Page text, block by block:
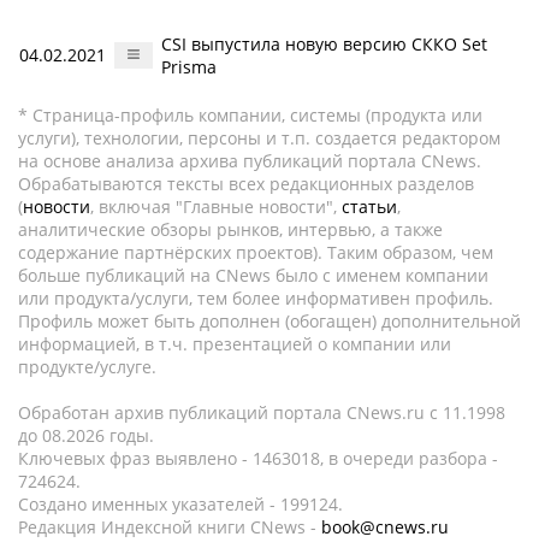
04.02.2021
CSI выпустила новую версию СККО Set
Prisma
* Страница-профиль компании, системы (продукта или
услуги), технологии, персоны и т.п. создается редактором
на основе анализа архива публикаций портала CNews.
Обрабатываются тексты всех редакционных разделов
(новости, включая "Главные новости", статьи,
аналитические обзоры рынков, интервью, а также
содержание партнёрских проектов). Таким образом, чем
больше публикаций на CNews было с именем компании
или продукта/услуги, тем более информативен профиль.
Профиль может быть дополнен (обогащен) дополнительной
информацией, в т.ч. презентацией о компании или
продукте/услуге.
Обработан архив публикаций портала CNews.ru c 11.1998
до 08.2026 годы.
Ключевых фраз выявлено - 1463018, в очереди разбора -
724624.
Создано именных указателей - 199124.
Редакция Индексной книги CNews - book@cnews.ru